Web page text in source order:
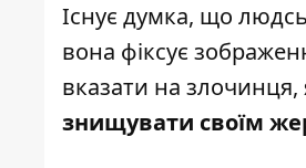
Існує думка, що
вона фіксує
вказати на
знищувати своїм